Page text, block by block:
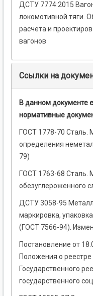
ДСТУ 7774:2015
локомотивной тяги.
расчета и
вагонов
Ссылки на
В данном документе
нормативные
ГОСТ 1778-70 Сталь.
определения
79)
ГОСТ 1763-68 Сталь.
обезуглероженного
ДСТУ 3058-95
маркировка,
(ГОСТ 7566-94).
Постановление от
Положения о
Государственного
государственного